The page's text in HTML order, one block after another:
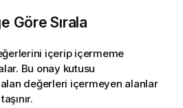
Göre Sırala
içerip içermeme
Bu onay kutusu
değerleri içermeyen alanlar